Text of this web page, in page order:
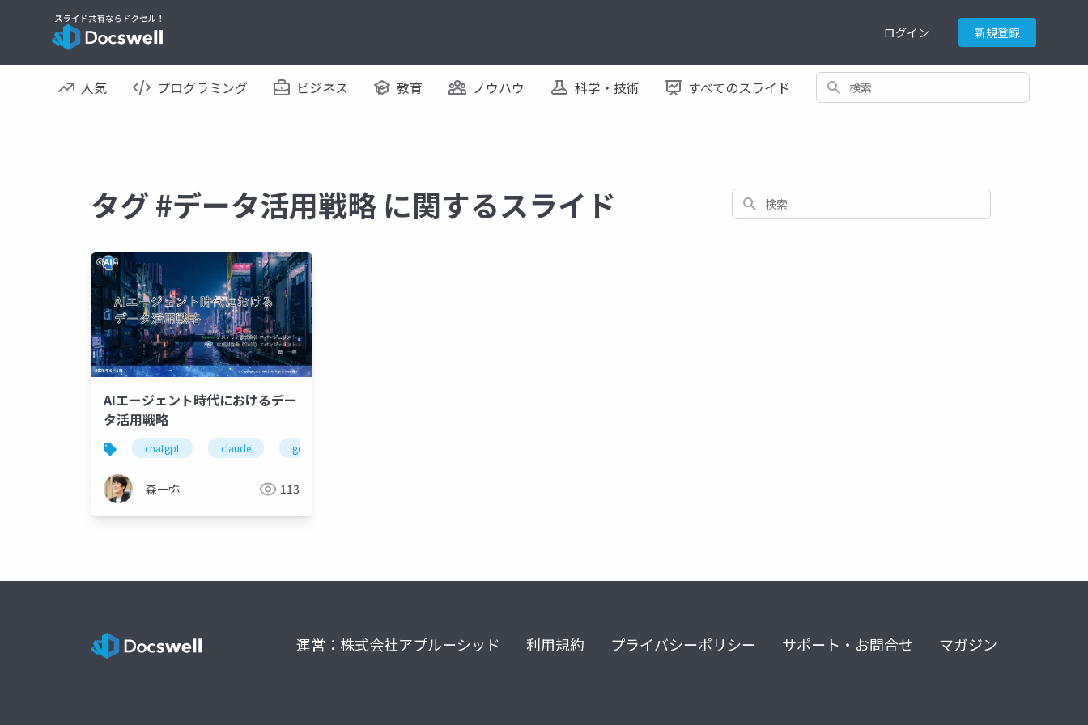
ログイン 新規登録
人気 プログラミング ビジネス 教育 ノウハウ 科学・技術 すべてのスライド 検索
タグ #データ活用戦略 に関するスライド 検索
AIエージェント時代におけるデー
タ活用戦略
chatgpt claude gemini
森一弥 113
運営：株式会社アプルーシッド 利用規約 プライバシーポリシー サポート・お問合せ マガジン